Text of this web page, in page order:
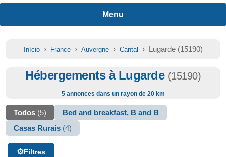
Início› France› Auvergne› Cantal › Lugarde (15190)
Hébergements à Lugarde (15190)
5 annonces dans un rayon de 20 km
Todos (5)
Bed and breakfast, B and B
Casas Rurais (4)
Filtres